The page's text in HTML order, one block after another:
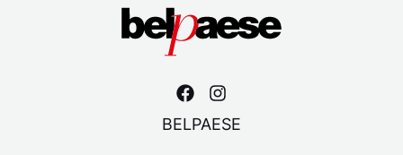
BELPAESE